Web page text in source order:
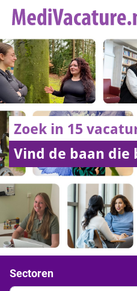
Zoek in 15
Vind de baan die
Sectoren